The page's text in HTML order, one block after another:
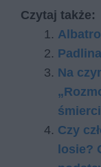
Czytaj także:
Na
Czy
losie?